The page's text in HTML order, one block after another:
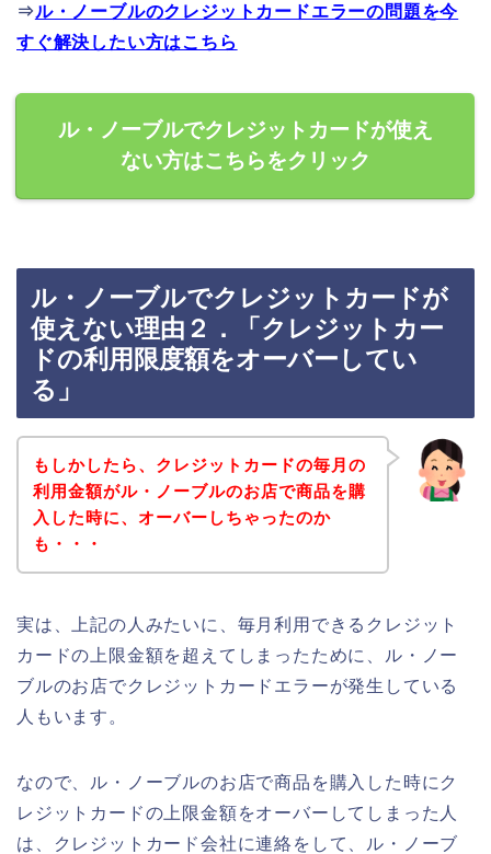
⇒ル・ノーブルのクレジットカードエラーの問題を今
すぐ解決したい方はこちら
ル・ノーブルでクレジットカードが使え
ない方はこちらをクリック
ル・ノーブルでクレジットカードが
使えない理由２．「クレジットカー
ドの利用限度額をオーバーしてい
る」
もしかしたら、クレジットカードの毎月の
利用金額がル・ノーブルのお店で商品を購
入した時に、オーバーしちゃったのか
も・・・
実は、上記の人みたいに、毎月利用できるクレジット
カードの上限金額を超えてしまったために、ル・ノー
ブルのお店でクレジットカードエラーが発生している
人もいます。
なので、ル・ノーブルのお店で商品を購入した時にク
レジットカードの上限金額をオーバーしてしまった人
は、クレジットカード会社に連絡をして、ル・ノーブ